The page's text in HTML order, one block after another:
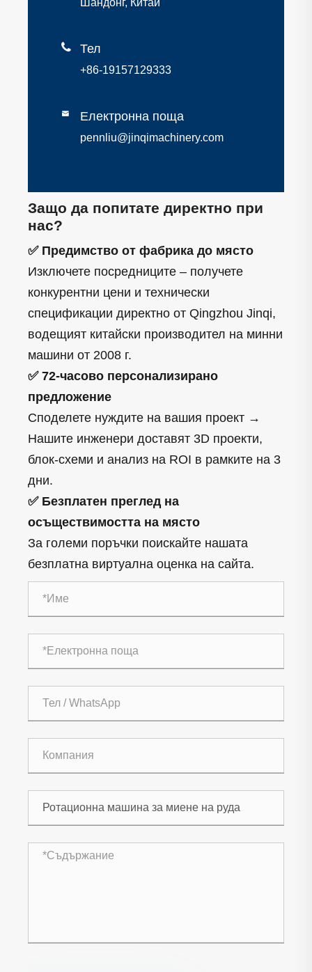
 Тел
+86-19157129333
 Електронна поща
pennliu@jinqimachinery.com
Защо да попитате директно при
нас?
✅ Предимство от фабрика до място
Изключете посредниците – получете
конкурентни цени и технически
спецификации директно от Qingzhou Jinqi,
водещият китайски производител на минни
машини от 2008 г.
✅ 72-часово персонализирано
предложение
Споделете нуждите на вашия проект →
Нашите инженери доставят 3D проекти,
блок-схеми и анализ на ROI в рамките на 3
дни.
✅ Безплатен преглед на
осъществимостта на място
За големи поръчки поискайте нашата
безплатна виртуална оценка на сайта.